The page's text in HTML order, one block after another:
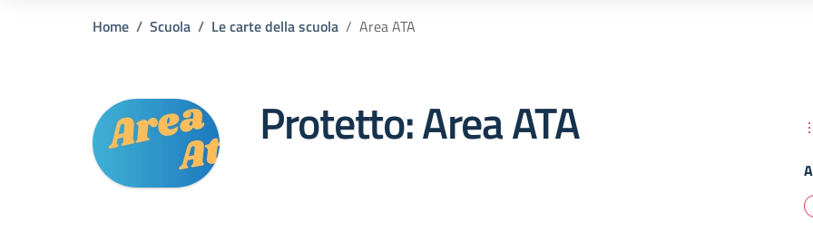
Home Scuola Le carte della scuola Area ATA
Protetto: Area ATA